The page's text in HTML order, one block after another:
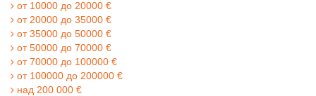
от 10000 до 20000 €
от 20000 до 35000 €
от 35000 до 50000 €
от 50000 до 70000 €
от 70000 до 100000 €
от 100000 до 200000 €
над 200 000 €